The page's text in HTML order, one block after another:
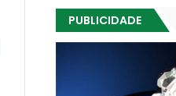
PUBLICIDADE